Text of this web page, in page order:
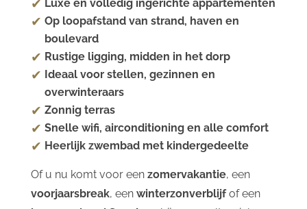
Luxe en volledig ingerichte appartementen
Op loopafstand van strand, haven en
boulevard
Rustige ligging, midden in het dorp
Ideaal voor stellen, gezinnen en
overwinteraars
Zonnig terras
Snelle wifi, airconditioning en alle comfort
Heerlijk zwembad met kindergedeelte
Of u nu komt voor een zomervakantie, een
voorjaarsbreak, een winterzonverblijfof een